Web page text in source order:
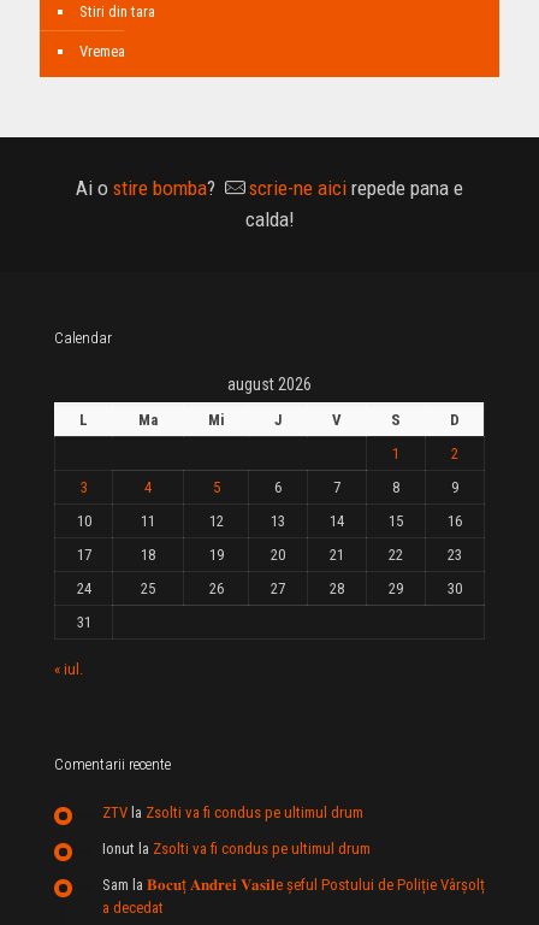
Stiri din tara
Vremea
Ai o stire bomba? scrie-ne aici repede pana e
calda!
Calendar
august 2026
L Ma Mi J V S
D
1
2
3
4 5 6 7 8
9
10
11 12 13 14 15
16
17
18 19 20 21 22
23
24
25 26 27 28 29
30
31
« iul.
Comentarii recente
ZTV la Zsolti va fi condus pe ultimul drum
Ionut la Zsolti va fi condus pe ultimul drum
Sam la 𝐁𝐨𝐜𝐮ț 𝐀𝐧𝐝𝐫𝐞𝐢 𝐕𝐚𝐬𝐢𝐥e şeful Postului de Poliție Vârșolț
a decedat